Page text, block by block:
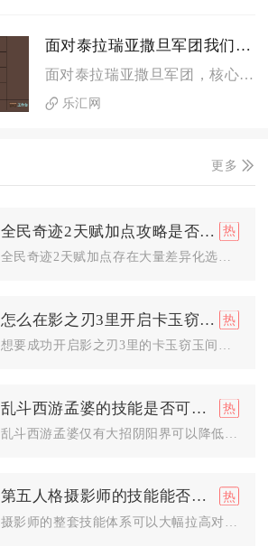
面对泰拉瑞亚撒旦军团我们应该选择什么武器
面对泰拉瑞亚撒旦军团，核心武器选择以哨兵召唤武器为核心，搭配...
乐汇网
更多
全民奇迹2天赋加点攻略是否有多种选择
全民奇迹2天赋加点存在大量差异化选择，不存在唯一固定加点模板...
怎么在影之刃3里开启卡玉窃玉间
想要成功开启影之刃3里的卡玉窃玉间，必须先做完前置主线解锁玉...
乱斗西游孟婆的技能是否可以提升自身的防御能力
乱斗西游孟婆仅有大招阴阳界可以降低自身受到的伤害，其余主动技...
第五人格摄影师的技能能否提高游戏战斗力
摄影师的整套技能体系可以大幅拉高对局战斗力，熟练掌握技能联动...